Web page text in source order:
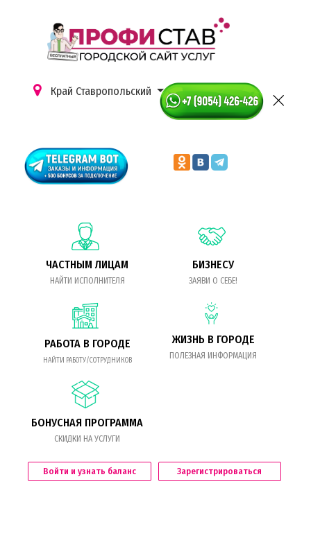
Край Ставропольский
ЧАСТНЫМ ЛИЦАМ
НАЙТИ ИСПОЛНИТЕЛЯ
БИЗНЕСУ
ЗАЯВИ О СЕБЕ!
РАБОТА В ГОРОДЕ
НАЙТИ РАБОТУ/СОТРУДНИКОВ
ЖИЗНЬ В ГОРОДЕ
ПОЛЕЗНАЯ ИНФОРМАЦИЯ
БОНУСНАЯ ПРОГРАММА
СКИДКИ НА УСЛУГИ
Войти и узнать баланс Зарегистрироваться